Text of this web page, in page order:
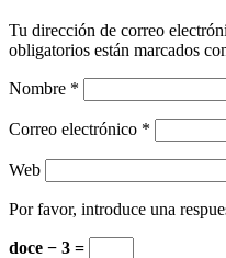
Tu dirección de correo
obligatorios están marcados
Nombre *
Correo electrónico *
Web
Por favor, introduce una
doce − 3 =